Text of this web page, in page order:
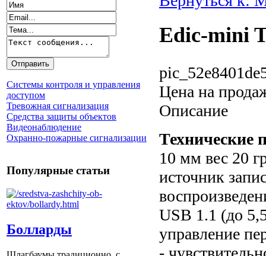
Системы контроля и управления
доступом
Тревожная сигнализация
Средства защиты объектов
Видеонаблюдение
Охранно-пожарные сигнализации
Популярные статьи
Болларды
Edic-mini
Цена на
Описание
Технические
10 мм вес 20
источник
USB 1.1 (до
управление